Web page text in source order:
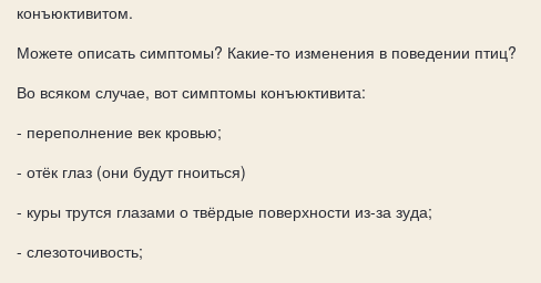
конъюктивитом.
Можете описать симптомы? Какие-то изменения в поведении птиц?
Во всяком случае, вот симптомы конъюктивита:
- переполнение век кровью;
- отёк глаз (они будут гноиться)
- куры трутся глазами о твёрдые поверхности из-за зуда;
- слезоточивость;